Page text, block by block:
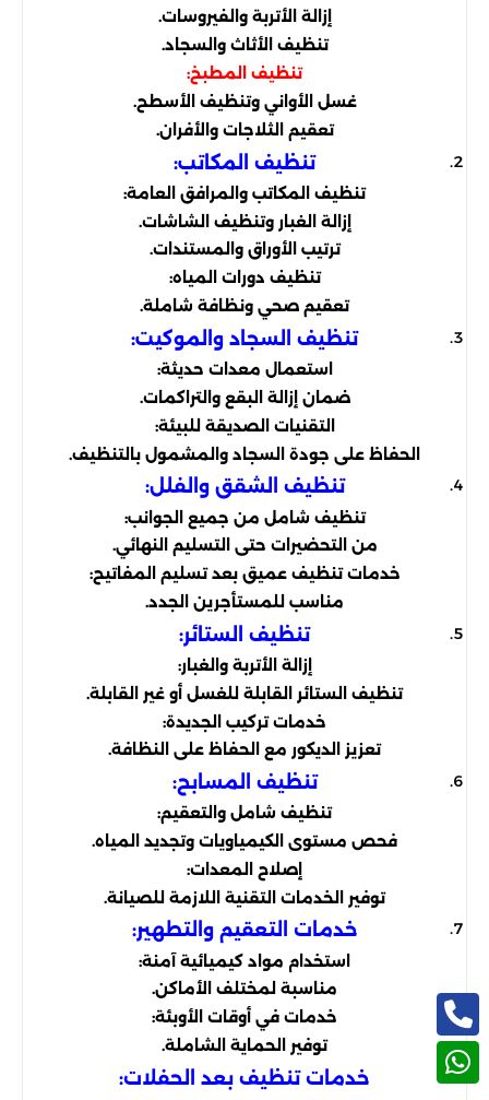
إزالة الأتربة والفيروسات.
تنظيف الأثاث والسجاد.
تنظيف المطبخ:
غسل الأواني وتنظيف الأسطح.
تعقيم الثلاجات والأفران.
تنظيف المكاتب:
تنظيف المكاتب والمرافق العامة:
إزالة الغبار وتنظيف الشاشات.
ترتيب الأوراق والمستندات.
تنظيف دورات المياه:
تعقيم صحي ونظافة شاملة.
تنظيف السجاد والموكيت:
استعمال معدات حديثة:
ضمان إزالة البقع والتراكمات.
التقنيات الصديقة للبيئة:
الحفاظ على جودة السجاد والمشمول بالتنظيف.
تنظيف الشقق والفلل:
تنظيف شامل من جميع الجوانب:
من التحضيرات حتى التسليم النهائي.
خدمات تنظيف عميق بعد تسليم المفاتيح:
مناسب للمستأجرين الجدد.
تنظيف الستائر:
إزالة الأتربة والغبار:
تنظيف الستائر القابلة للغسل أو غير القابلة.
خدمات تركيب الجديدة:
تعزيز الديكور مع الحفاظ على النظافة.
تنظيف المسابح:
تنظيف شامل والتعقيم:
فحص مستوى الكيمياويات وتجديد المياه.
إصلاح المعدات:
توفير الخدمات التقنية اللازمة للصيانة.
خدمات التعقيم والتطهير:
استخدام مواد كيميائية آمنة:
مناسبة لمختلف الأماكن.
خدمات في أوقات الأوبئة:
توفير الحماية الشاملة.
خدمات تنظيف بعد الحفلات: